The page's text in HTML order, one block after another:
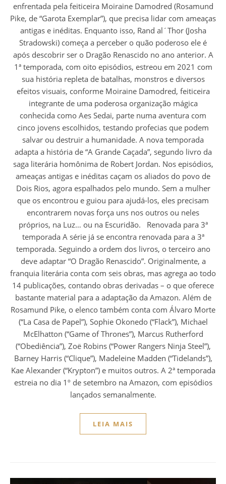
enfrentada pela feiticeira Moiraine Damodred (Rosamund
Pike, de “Garota Exemplar”), que precisa lidar com ameaças
antigas e inéditas. Enquanto isso, Rand al´Thor (Josha
Stradowski) começa a perceber o quão poderoso ele é
após descobrir ser o Dragão Renascido no ano anterior. A
1ª temporada, com oito episódios, estreou em 2021 com
sua história repleta de batalhas, monstros e diversos
efeitos visuais, conforme Moiraine Damodred, feiticeira
integrante de uma poderosa organização mágica
conhecida como Aes Sedai, parte numa aventura com
cinco jovens escolhidos, testando profecias que podem
salvar ou destruir a humanidade. A nova temporada
adapta a história de “A Grande Caçada”, segundo livro da
saga literária homônima de Robert Jordan. Nos episódios,
ameaças antigas e inéditas caçam os aliados do povo de
Dois Rios, agora espalhados pelo mundo. Sem a mulher
que os encontrou e guiou para ajudá-los, eles precisam
encontrarem novas força uns nos outros ou neles
próprios, na Luz… ou na Escuridão. Renovada para 3ª
temporada A série já se encontra renovada para a 3ª
temporada. Seguindo a ordem dos livros, o terceiro ano
deve adaptar “O Dragão Renascido”. Originalmente, a
franquia literária conta com seis obras, mas agrega ao todo
14 publicações, contando obras derivadas – o que oferece
bastante material para a adaptação da Amazon. Além de
Rosamund Pike, o elenco também conta com Álvaro Morte
(“La Casa de Papel”), Sophie Okonedo (“Flack”), Michael
McElhatton (“Game of Thrones”), Marcus Rutherford
(“Obediência”), Zoë Robins (“Power Rangers Ninja Steel”),
Barney Harris (“Clique”), Madeleine Madden (“Tidelands”),
Kae Alexander (“Krypton”) e muitos outros. A 2ª temporada
estreia no dia 1º de setembro na Amazon, com episódios
lançados semanalmente.
LEIA MAIS